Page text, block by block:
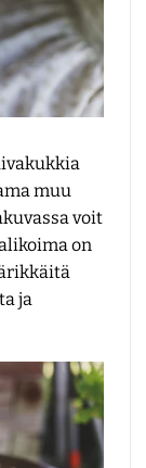
muu
voit
on
ja